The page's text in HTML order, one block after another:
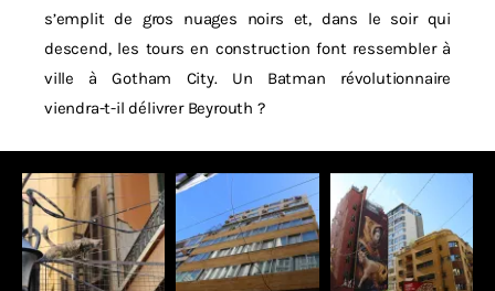
s’emplit de gros nuages noirs et, dans le soir qui
descend, les tours en construction font ressembler à
ville à Gotham City. Un Batman révolutionnaire
viendra-t-il délivrer Beyrouth ?